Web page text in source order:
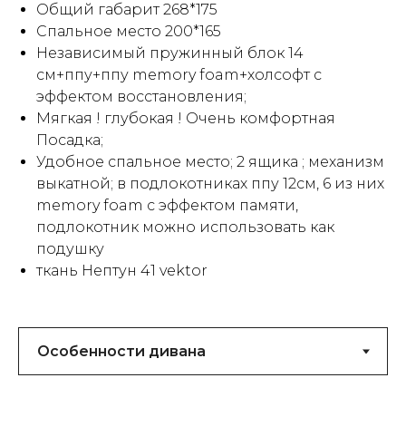
Общий габарит 268*175
Спальное место 200*165
Независимый пружинный блок 14
см+ппу+ппу memory foam+холсофт с
эффектом восстановления;
Мягкая ! глубокая ! Очень комфортная
Посадка;
Удобное спальное место; 2 ящика ; механизм
выкатной; в подлокотниках ппу 12см, 6 из них
memory foam с эффектом памяти,
подлокотник можно использовать как
подушку
ткань Нептун 41 vektor